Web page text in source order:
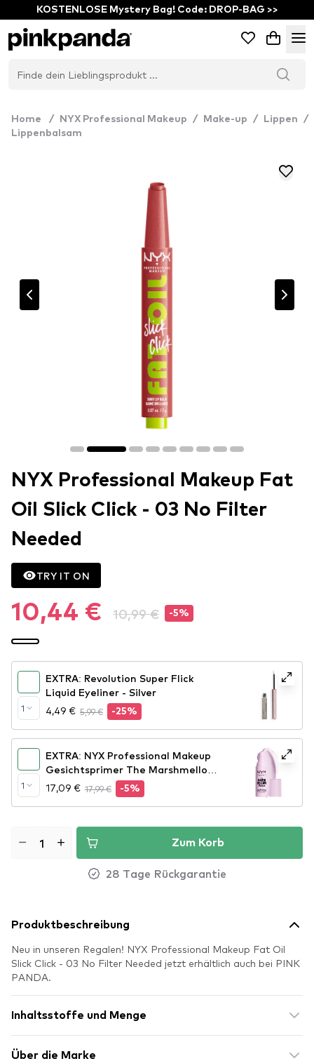
KOSTENLOSE Mystery Bag! Code: DROP-BAG >>
Home / NYX Professional Makeup / Make-up / Lippen
/
Lippenbalsam
NYX Professional Makeup Fat
Oil Slick Click - 03 No Filter
Needed
TRY IT ON
10,44 € 10,99 € -5%
1
EXTRA: Revolution Super Flick
Liquid Eyeliner - Silver
4,49 € 5,99 € -25%
1
EXTRA: NYX Professional Makeup
Gesichtsprimer The Marshmellow
Smoothing Primer
17,09 € 17,99 € -5%
Zum Korb
28 Tage Rückgarantie
Produktbeschreibung
Neu in unseren Regalen! NYX Professional Makeup Fat Oil
Slick Click - 03 No Filter Needed jetzt erhältlich auch bei PINK
PANDA.
Inhaltsstoffe und Menge
Über die Marke